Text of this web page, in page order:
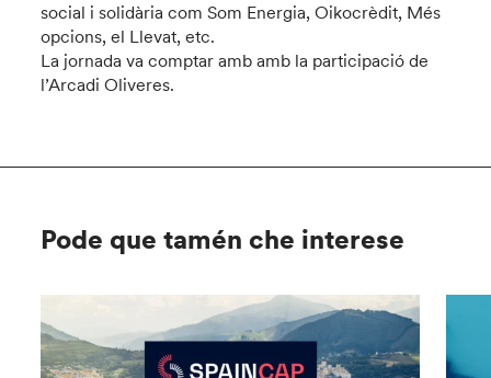
social i solidària com Som Energia, Oikocrèdit, Més
opcions, el Llevat, etc.
La jornada va comptar amb amb la participació de
l’Arcadi Oliveres.
Pode que tamén che interese